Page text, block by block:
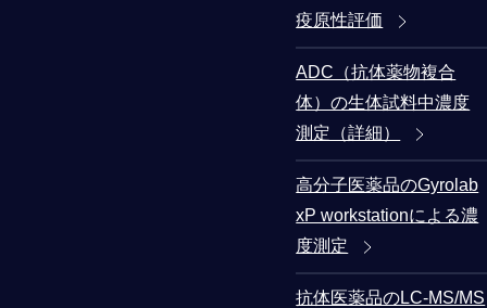
疫原性評価
ADC（抗体薬物複合
体）の生体試料中濃度
測定（詳細）
高分子医薬品のGyrolab
xP workstationによる濃
度測定
抗体医薬品のLC-MS/MS